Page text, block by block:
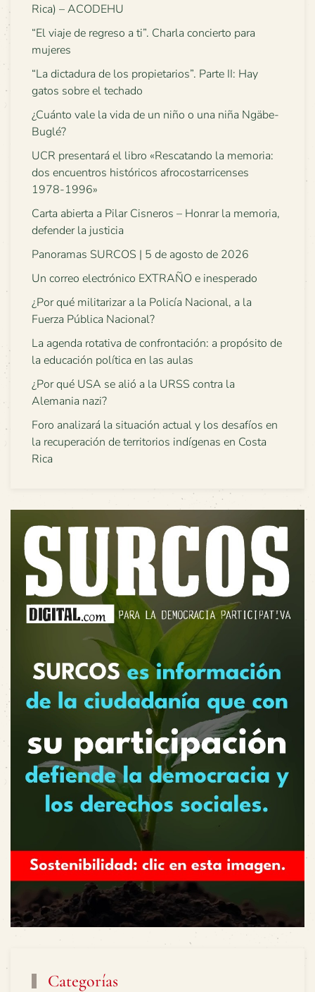
Rica) – ACODEHU
“El viaje de regreso a ti”. Charla concierto para
mujeres
“La dictadura de los propietarios”. Parte II: Hay
gatos sobre el techado
¿Cuánto vale la vida de un niño o una niña Ngäbe-
Buglé?
UCR presentará el libro «Rescatando la memoria:
dos encuentros históricos afrocostarricenses
1978-1996»
Carta abierta a Pilar Cisneros – Honrar la memoria,
defender la justicia
Panoramas SURCOS | 5 de agosto de 2026
Un correo electrónico EXTRAÑO e inesperado
¿Por qué militarizar a la Policía Nacional, a la
Fuerza Pública Nacional?
La agenda rotativa de confrontación: a propósito de
la educación política en las aulas
¿Por qué USA se alió a la URSS contra la
Alemania nazi?
Foro analizará la situación actual y los desafíos en
la recuperación de territorios indígenas en Costa
Rica
Categorías